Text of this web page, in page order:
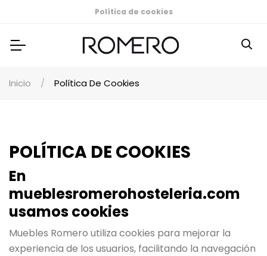
Política de cookies
Inicio Política De Cookies
POLÍTICA DE COOKIES
En
mueblesromerohosteleria.com
usamos cookies
Muebles Romero utiliza cookies para mejorar la
experiencia de los usuarios, facilitando la navegación